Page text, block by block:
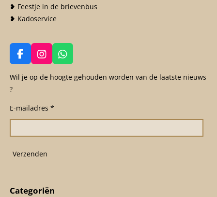
❥ Feestje in de brievenbus
❥ Kadoservice
F
a
c
o
o
I
n
s
g
r
m
W
h
a
p
Wil je op de hoogte gehouden worden van de laatste nieuws
?
E-mailadres *
Verzenden
Categoriën